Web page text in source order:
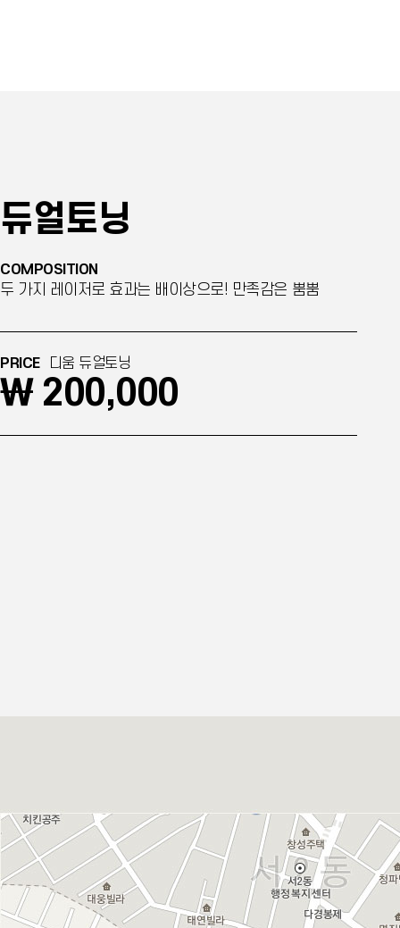
듀얼토닝
COMPOSITION
두 가지 레이저로 효과는 배이상으로! 만족감은 뿜뿜
PRICE 디움 듀얼토닝
￦ 200,000